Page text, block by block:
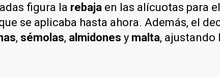
figura la rebaja en las alícuotas para el
se aplicaba hasta ahora. Además, el
, sémolas, almidones y malta, ajustando